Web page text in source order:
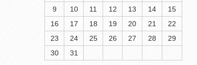
9
10 11 12 13 14
15
16
17 18 19 20 21
22
23
24 25 26 27 28
29
30
31